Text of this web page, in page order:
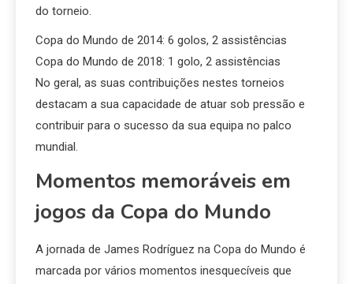
do torneio.
Copa do Mundo de 2014: 6 golos, 2 assistências
Copa do Mundo de 2018: 1 golo, 2 assistências
No geral, as suas contribuições nestes torneios
destacam a sua capacidade de atuar sob pressão e
contribuir para o sucesso da sua equipa no palco
mundial.
Momentos memoráveis em
jogos da Copa do Mundo
A jornada de James Rodríguez na Copa do Mundo é
marcada por vários momentos inesquecíveis que